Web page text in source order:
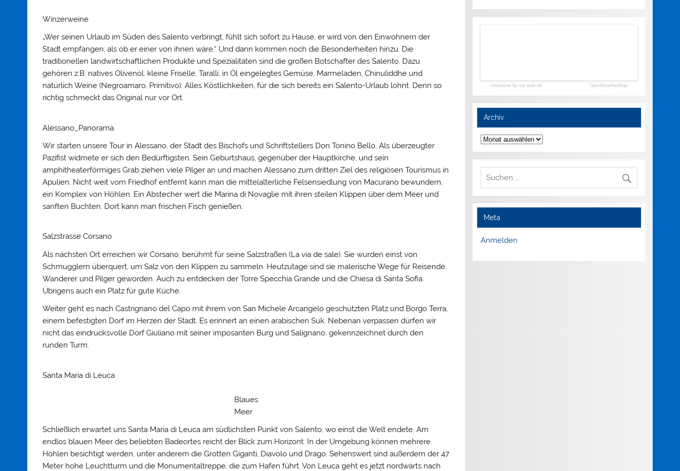
Winzerweine
„Wer seinen Urlaub im Süden des Salento verbringt, fühlt sich sofort zu Hause, er wird von den Einwohnern der
Stadt empfangen, als ob er einer von ihnen wäre.“ Und dann kommen noch die Besonderheiten hinzu. Die
traditionellen landwirtschaftlichen Produkte und Spezialitäten sind die großen Botschafter des Salento. Dazu
gehören z.B. natives Olivenöl, kleine Friselle, Taralli, in Öl eingelegtes Gemüse, Marmeladen, Chinuliddhe und
natürlich Weine (Negroamaro, Primitivo). Alles Köstlichkeiten, für die sich bereits ein Salento-Urlaub lohnt. Denn so
richtig schmeckt das Original nur vor Ort.
Alessano_Panorama
Wir starten unsere Tour in Alessano, der Stadt des Bischofs und Schriftstellers Don Tonino Bello. Als überzeugter
Pazifist widmete er sich den Bedürftigsten. Sein Geburtshaus, gegenüber der Hauptkirche, und sein
amphitheaterförmiges Grab ziehen viele Pilger an und machen Alessano zum dritten Ziel des religiösen Tourismus in
Apulien. Nicht weit vom Friedhof entfernt kann man die mittelalterliche Felsensiedlung von Macurano bewundern,
ein Komplex von Höhlen. Ein Abstecher wert die Marina di Novaglie mit ihren steilen Klippen über dem Meer und
sanften Buchten. Dort kann man frischen Fisch genießen.
Salzstrasse Corsano
Als nächsten Ort erreichen wir Corsano, berühmt für seine Salzstraßen (La via de sale). Sie wurden einst von
Schmugglern überquert, um Salz von den Klippen zu sammeln. Heutzutage sind sie malerische Wege für Reisende,
Wanderer und Pilger geworden. Auch zu entdecken der Torre Specchia Grande und die Chiesa di Santa Sofia.
Übrigens auch ein Platz für gute Küche.
Weiter geht es nach Castrignano del Capo mit ihrem von San Michele Arcangelo geschützten Platz und Borgo Terra,
einem befestigten Dorf im Herzen der Stadt. Es erinnert an einen arabischen Suk. Nebenan verpassen dürfen wir
nicht das eindrucksvolle Dorf Giuliano mit seiner imposanten Burg und Salignano, gekennzeichnet durch den
runden Turm.
Santa Maria di Leuca
Blaues
Meer
Schließlich erwartet uns Santa Maria di Leuca am südlichsten Punkt von Salento, wo einst die Welt endete. Am
endlos blauen Meer des beliebten Badeortes reicht der Blick zum Horizont. In der Umgebung können mehrere
Höhlen besichtigt werden, unter anderem die Grotten Giganti, Diavolo und Drago. Sehenswert sind außerdem der 47
Meter hohe Leuchtturm und die Monumentaltreppe, die zum Hafen führt. Von Leuca geht es jetzt nordwärts nach
creazione by siti web ok OpenWeatherMap
Archiv
Archiv
Meta
Anmelden